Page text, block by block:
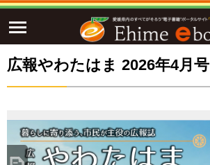
広報やわたはま 2026年4月号